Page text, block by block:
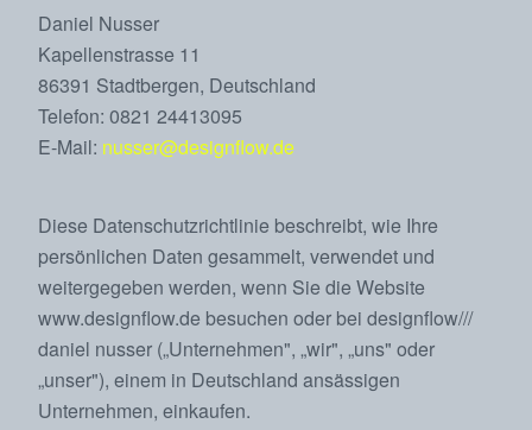
Daniel Nusser
Kapellenstrasse 11
86391 Stadtbergen, Deutschland
Telefon: 0821 24413095
E-Mail: nusser@designflow.de
Diese Datenschutzrichtlinie beschreibt, wie Ihre
persönlichen Daten gesammelt, verwendet und
weitergegeben werden, wenn Sie die Website
www.designflow.de besuchen oder bei designflow///
daniel nusser („Unternehmen", „wir", „uns" oder
„unser"), einem in Deutschland ansässigen
Unternehmen, einkaufen.